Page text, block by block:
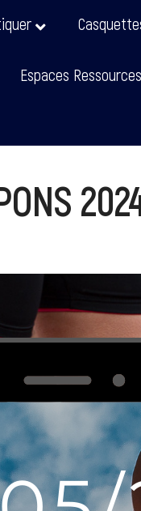
Espaces Ressources